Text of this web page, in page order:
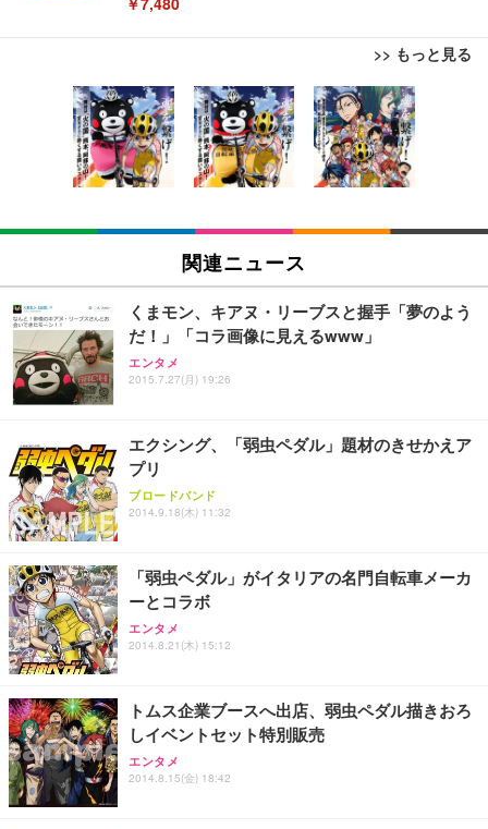
>> もっと見る
[EdoErgo] オフィスチェア 椅子 テレワーク 疲れな
い 跳ね上げ式アームレスト コンパクト 約105度ロッ
キング pc 事務椅子 360度回転 座面昇降 強化ナイロ
ン樹脂ベース 通気性メッシュ 在宅ワーク H-WY01
(黒網+黒枠+黒足)
￥5,699
SIHOO B100 オフィスチェア／デスクチェア メッシ
ュチェア 人間工学 疲れない ブラック
￥27,999
Sezlife オフィスチェア デスクチェア 疲れない テレ
ワーク チェア 強化バックレスト 30度ロッキング機
能 人間工学 椅子 腰サポート 90度跳ね上げ式アーム
務用 おしゃれ パソコンチェア (ブラック)
Sezlife オフィスチェア デスクチェア 疲れない テレ
ワーク チェア 強化バックレスト 30度ロッキング機
能 人間工学 椅子 腰サポート 90度跳ね上げ式アーム
務用 おしゃれ パソコンチェア (ホワイト)
ANDWINT オフィスチェア デスクチェア 肘なし メ
ッシュ 通気性 ランバーサポート付き 腰サポート ガ
ス圧無段階昇降 360度回転 キャスター付き コンパク
EIZO ビジネス向けプレミアムモニター | FlexScan
EV3240X-WT | 31.5型4K UHD・USB Type-C・ホワ
イト
￥105,595
EIZO ビジネス向けプレミアムモニター | FlexScan
￥109,572
【純正品】27"ゲーミングモニター DualSense 充電
フック付き（CFI-ZDM1J）
【整備済み品】Dell E2724HS 27インチ 液晶モニタ
ー フルHD（1920×1080）VA 非光沢 HDMI/DisplayP
ort/VGA スピーカー内蔵 高さ調整 スイベル VESA対
【MiniLED/24.5inch/280Hz/FHD】GRAPHT THE S
HOOTER Gaming Monitor 24” Essential ゲーミン
グモニター QD 24.5インチ 1ms FHD 量子ドット 残
Amazonベーシック ペットシーツ 薄型 レギュラー 1
回使い捨て 無香料 ホワイト 300枚
￥3,373
Amazonベーシック ペットシーツ 厚型 ワイド 42枚
x2袋(84枚) ホワイト(吸収面:ライトブルー)
￥3,234
ネオ・ルーライフ ネオ・オムツ L 中型犬用 26枚入
り 単品
Smart Basic(スマートベーシック) 【Amazon.co.jp
限定】 Smart Basic アイリスオーヤマ ペットシーツ
超厚型 お徳用 ワイド 100枚入 (x 1) (ケース販売)
アイリスオーヤマ ペットシーツ 超厚型 お徳用 レギ
ュラー 200枚入【Amazon.co.jp限定】
関連ニュース
くまモン、キアヌ・リーブスと握手「夢のよう
だ！」「コラ画像に見えるwww」
エンタメ
2015.7.27(月) 19:26
エクシング、「弱虫ペダル」題材のきせかえア
プリ
ブロードバンド
2014.9.18(木) 11:32
「弱虫ペダル」がイタリアの名門自転車メーカ
ーとコラボ
エンタメ
2014.8.21(木) 15:12
トムス企業ブースへ出店、弱虫ペダル描きおろ
しイベントセット特別販売
エンタメ
2014.8.15(金) 18:42